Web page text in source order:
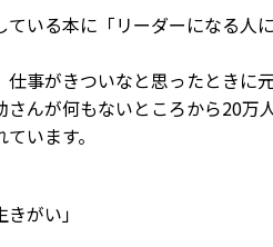
ている本に「リーダーになる
仕事がきついなと思ったときに
さんが何もないところから20万
います。
きがい」